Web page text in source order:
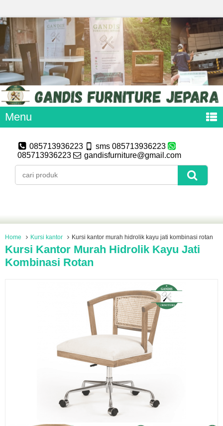
Menu
085713936223
sms 085713936223
085713936223
gandisfurniture@gmail.com
Home Kursi kantor Kursi kantor murah hidrolik kayu jati kombinasi rotan
Kursi Kantor Murah Hidrolik Kayu Jati
Kombinasi Rotan